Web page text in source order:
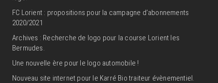
FC Lorient : propositions pour la campagne d’abonnements
2020/2021
Archives : Recherche de logo pour la course Lorient les
Bermudes.
Une nouvelle ère pour le logo automobile !
Nouveau site internet pour le Karré Bio traiteur évènementiel.